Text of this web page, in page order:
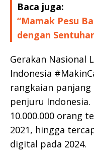
Baca juga:
“Mamak Pesu
dengan
Gerakan Nasional
Indonesia
rangkaian
penjuru
10.000.000 orang
2021, hingga
digital pada 2024.